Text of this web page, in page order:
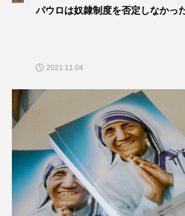
パウロは奴隷制度を否定しなかっ
2021.11.04